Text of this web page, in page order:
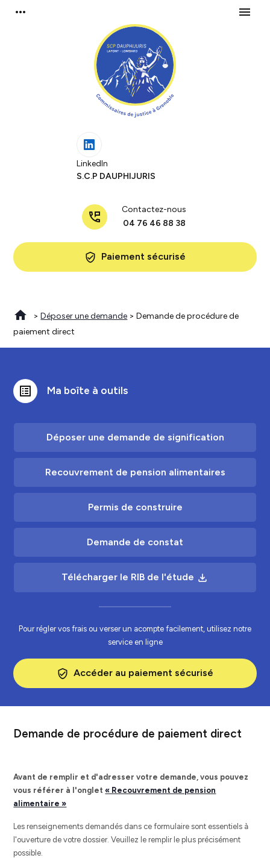
more_horiz menu
LinkedIn
S.C.P DAUPHIJURIS
perm_phone_msg
Contactez-nous
04 76 46 88 38
verified_user Paiement sécurisé
>Déposer une demande > Demande de procédure de
paiement direct
list_alt Ma boîte à outils
Déposer une demande de signification
Recouvrement de pension alimentaires
Permis de construire
Demande de constat
Télécharger le RIB de l'étude file_download
Pour régler vos frais ou verser un acompte facilement, utilisez notre
service en ligne
verified_user Accéder au paiement sécurisé
Demande de procédure de paiement direct
Avant de remplir et d'adresser votre demande, vous pouvez
vous référer à l'onglet « Recouvrement de pension
alimentaire »
Les renseignements demandés dans ce formulaire sont essentiels à
l'ouverture de votre dossier. Veuillez le remplir le plus précisément
possible.